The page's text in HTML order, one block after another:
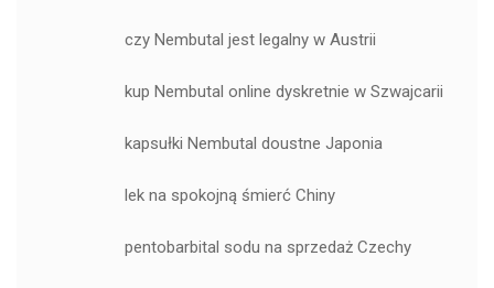
czy Nembutal jest legalny w Austrii
kup Nembutal online dyskretnie w Szwajcarii
kapsułki Nembutal doustne Japonia
lek na spokojną śmierć Chiny
pentobarbital sodu na sprzedaż Czechy